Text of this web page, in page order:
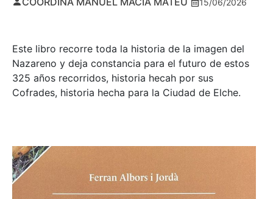
15/06/2026
Este libro recorre toda la historia de la imagen del
Nazareno y deja constancia para el futuro de estos
325 años recorridos, historia hecah por sus
Cofrades, historia hecha para la Ciudad de Elche.